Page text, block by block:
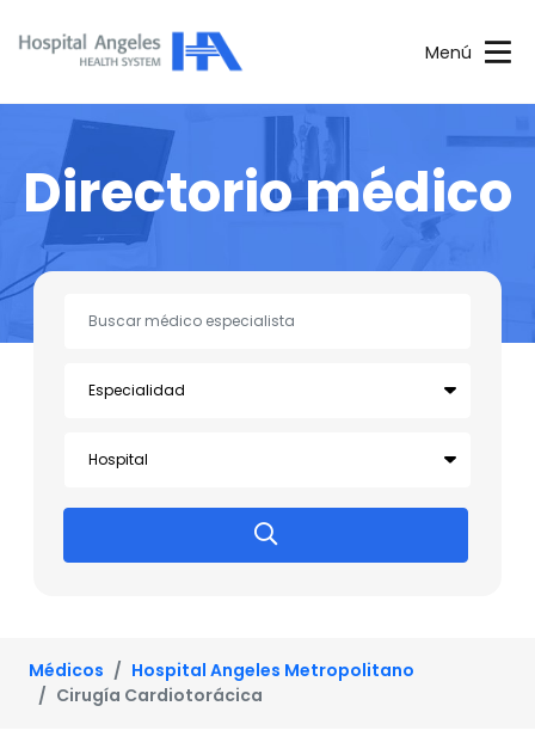
Menú
Directorio médico
Médicos
Hospital Angeles Metropolitano
Cirugía Cardiotorácica